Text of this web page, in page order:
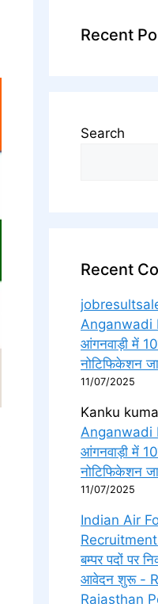
Recent
Search
Recent
Anganwadi
आंगनवाड़ी में
नोटिफिकेशन
11/07/2025
Kanku
Anganwadi
आंगनवाड़ी में
नोटिफिकेशन
11/07/2025
Indian Air
Recruitment
बम्पर पदों पर
आवेदन शुरू -
Rajasthan